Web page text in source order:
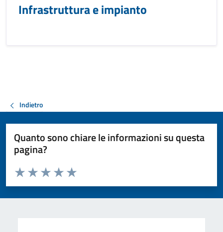
Infrastruttura e impianto
Indietro
Quanto sono chiare le informazioni su questa
pagina?
Valuta da 1 a 5 stelle la pagina
Valuta 5 stelle su 5
Valuta 4 stelle su 5
Valuta 3 stelle su 5
Valuta 2 stelle su 5
Valuta 1 stelle su 5